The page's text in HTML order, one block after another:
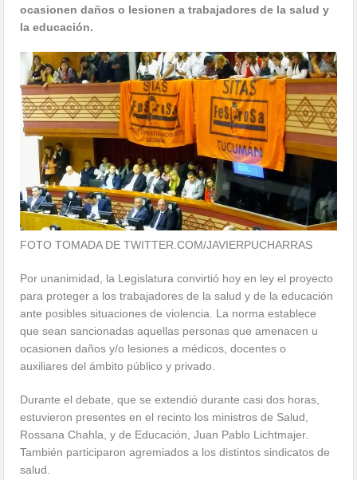
ocasionen daños o lesionen a trabajadores de la salud y
la educación.
FOTO TOMADA DE TWITTER.COM/JAVIERPUCHARRAS
Por unanimidad, la Legislatura convirtió hoy en ley el proyecto
para proteger a los trabajadores de la salud y de la educación
ante posibles situaciones de violencia. La norma establece
que sean sancionadas aquellas personas que amenacen u
ocasionen daños y/o lesiones a médicos, docentes o
auxiliares del ámbito público y privado.
Durante el debate, que se extendió durante casi dos horas,
estuvieron presentes en el recinto los ministros de Salud,
Rossana Chahla, y de Educación, Juan Pablo Lichtmajer.
También participaron agremiados a los distintos sindicatos de
salud.